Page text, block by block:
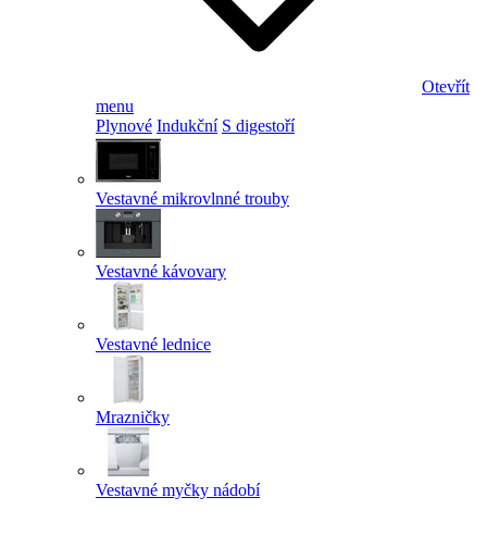
Otevřít
menu
Plynové Indukční S digestoří
Vestavné mikrovlnné trouby
Vestavné kávovary
Vestavné lednice
Mrazničky
Vestavné myčky nádobí